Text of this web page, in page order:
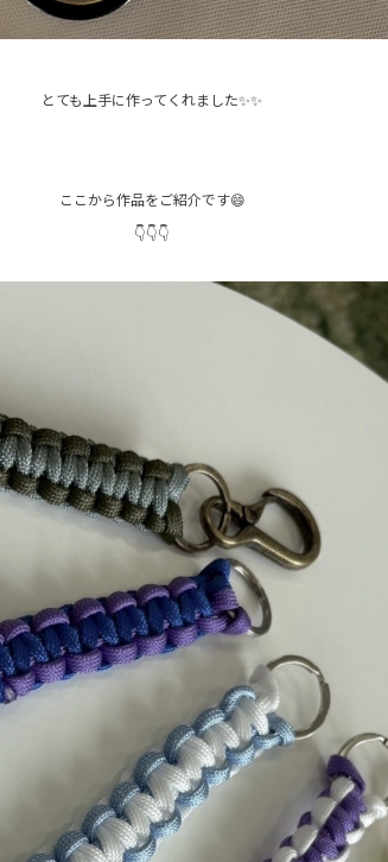
とても上手に作ってくれました✨✨
ここから作品をご紹介です😄
👇👇👇